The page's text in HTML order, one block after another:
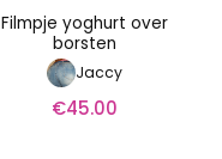
Filmpje yoghurt over
borsten
Jaccy
€45.00